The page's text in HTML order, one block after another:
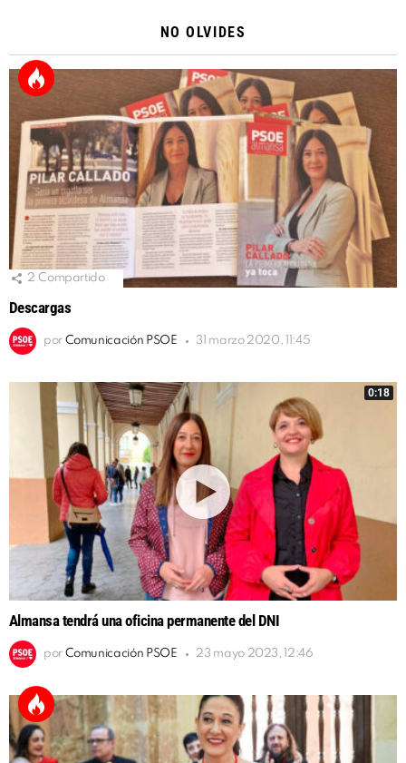
NO OLVIDES
2 Compartido
Descargas
por Comunicación PSOE 31 marzo 2020, 11:45
0:18
Almansa tendrá una oficina permanente del DNI
por Comunicación PSOE 23 mayo 2023, 12:46